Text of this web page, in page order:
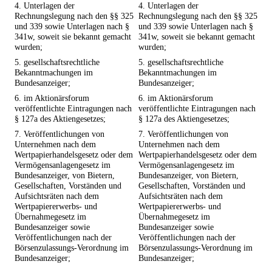
4. Unterlagen der
Rechnungslegung nach den §§ 325
und 339 sowie Unterlagen nach §
341w, soweit sie bekannt gemacht
wurden;
4. Unterlagen der
Rechnungslegung nach den §§ 325
und 339 sowie Unterlagen nach §
341w, soweit sie bekannt gemacht
wurden;
5. gesellschaftsrechtliche
Bekanntmachungen im
Bundesanzeiger;
5. gesellschaftsrechtliche
Bekanntmachungen im
Bundesanzeiger;
6. im Aktionärsforum
veröffentlichte Eintragungen nach
§ 127a des Aktiengesetzes;
6. im Aktionärsforum
veröffentlichte Eintragungen nach
§ 127a des Aktiengesetzes;
7. Veröffentlichungen von
Unternehmen nach dem
Wertpapierhandelsgesetz oder dem
Vermögensanlagengesetz im
Bundesanzeiger, von Bietern,
Gesellschaften, Vorständen und
Aufsichtsräten nach dem
Wertpapiererwerbs- und
Übernahmegesetz im
Bundesanzeiger sowie
Veröffentlichungen nach der
Börsenzulassungs-Verordnung im
Bundesanzeiger;
7. Veröffentlichungen von
Unternehmen nach dem
Wertpapierhandelsgesetz oder dem
Vermögensanlagengesetz im
Bundesanzeiger, von Bietern,
Gesellschaften, Vorständen und
Aufsichtsräten nach dem
Wertpapiererwerbs- und
Übernahmegesetz im
Bundesanzeiger sowie
Veröffentlichungen nach der
Börsenzulassungs-Verordnung im
Bundesanzeiger;